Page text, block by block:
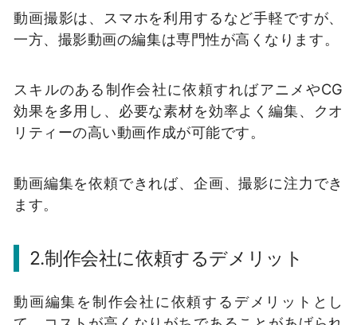
動画撮影は、スマホを利用するなど手軽ですが、
一方、撮影動画の編集は専門性が高くなります。
スキルのある制作会社に依頼すればアニメやCG
効果を多用し、必要な素材を効率よく編集、クオ
リティーの高い動画作成が可能です。
動画編集を依頼できれば、企画、撮影に注力でき
ます。
2.制作会社に依頼するデメリット
動画編集を制作会社に依頼するデメリットとし